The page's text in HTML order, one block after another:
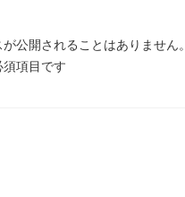
公開されることはありません。
項目です